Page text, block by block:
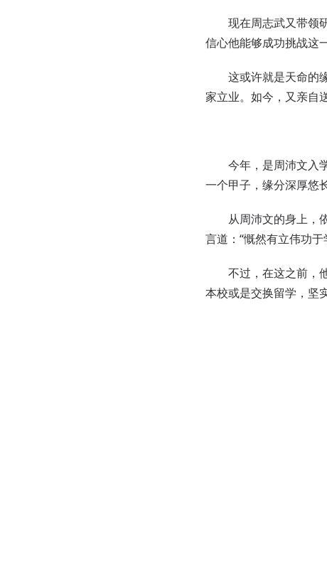
现在周志武又带领研
信心他能够成功挑战这
这或许就是天命的缘
家立业。如今，又亲自
今年，是周沛文入学
一个甲子，缘分深厚悠长
从周沛文的身上，依
言道：“慨然有立伟功于
不过，在这之前，他
本校或是交换留学，坚